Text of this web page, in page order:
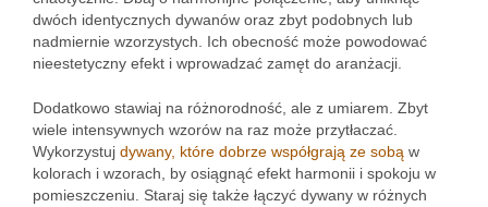
dwóch identycznych dywanów oraz zbyt podobnych lub
nadmiernie wzorzystych. Ich obecność może powodować
nieestetyczny efekt i wprowadzać zamęt do aranżacji.
Dodatkowo stawiaj na różnorodność, ale z umiarem. Zbyt
wiele intensywnych wzorów na raz może przytłaczać.
Wykorzystuj dywany, które dobrze współgrają ze sobą w
kolorach i wzorach, by osiągnąć efekt harmonii i spokoju w
pomieszczeniu. Staraj się także łączyć dywany w różnych